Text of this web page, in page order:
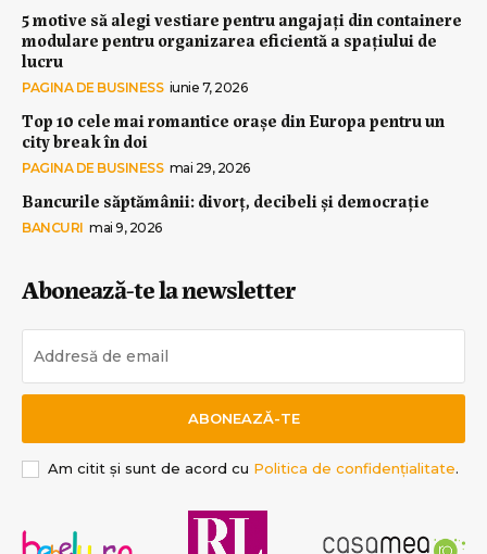
5 motive să alegi vestiare pentru angajați din containere
modulare pentru organizarea eficientă a spațiului de
lucru
PAGINA DE BUSINESS iunie 7, 2026
Top 10 cele mai romantice orașe din Europa pentru un
city break în doi
PAGINA DE BUSINESS mai 29, 2026
Bancurile săptămânii: divorț, decibeli și democrație
BANCURI mai 9, 2026
Abonează-te la newsletter
ABONEAZĂ-TE
Am citit și sunt de acord cu Politica de confidențialitate.